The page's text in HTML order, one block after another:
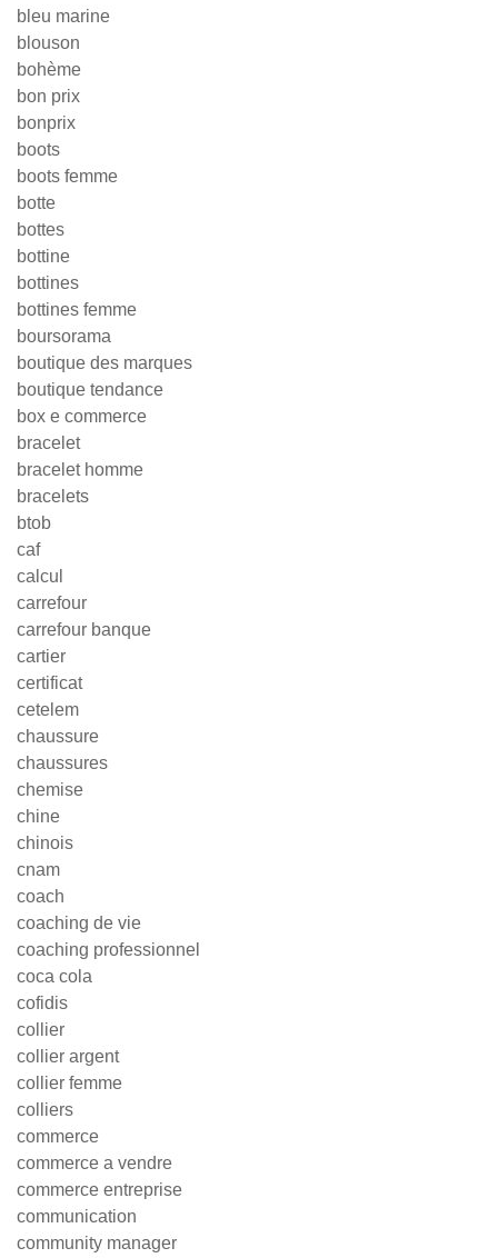
bleu marine
blouson
bohème
bon prix
bonprix
boots
boots femme
botte
bottes
bottine
bottines
bottines femme
boursorama
boutique des marques
boutique tendance
box e commerce
bracelet
bracelet homme
bracelets
btob
caf
calcul
carrefour
carrefour banque
cartier
certificat
cetelem
chaussure
chaussures
chemise
chine
chinois
cnam
coach
coaching de vie
coaching professionnel
coca cola
cofidis
collier
collier argent
collier femme
colliers
commerce
commerce a vendre
commerce entreprise
communication
community manager